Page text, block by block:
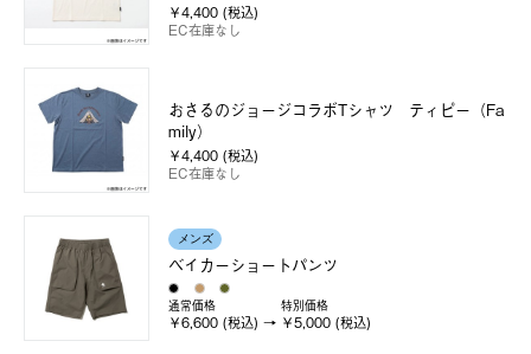
￥4,400 (税込)
EC在庫なし
おさるのジョージコラボTシャツ ティピー（Fa
mily）
￥4,400 (税込)
EC在庫なし
メンズ
ベイカーショートパンツ
通常価格
￥6,600 (税込)
特別価格
￥5,000 (税込)